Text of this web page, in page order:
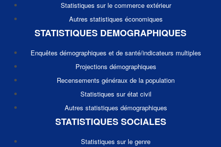
Statistiques sur le commerce extérieur
Autres statistiques économiques
STATISTIQUES DEMOGRAPHIQUES
Enquêtes démographiques et de santé/indicateurs multiples
Projections démographiques
Recensements généraux de la population
Statistiques sur état civil
Autres statistiques démographiques
STATISTIQUES SOCIALES
Statistiques sur le genre